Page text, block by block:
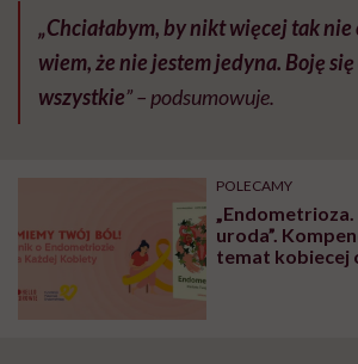
„Chciałabym, by nikt więcej tak nie
wiem, że nie jestem jedyna. Boję się
wszystkie” – podsumowuje.
POLECAMY
uroda”.
temat kobiecej